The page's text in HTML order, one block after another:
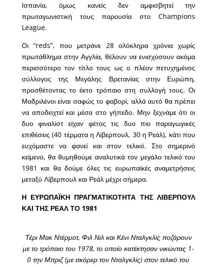
Ισπανία, όμως κανείς δεν αμφισβητεί την
πρωταγωνιστική τους παρουσία στο Champions
League.
Οι “reds”, που μετράνε 28 ολόκληρα χρόνια χωρίς
πρωτάθλημα στην Αγγλία, θέλουν να ενισχύσουν ακόμα
περισσότερο τον τίτλο τους ως ο πλέον πετυχημένος
σύλλογος της Μεγάλης Βρετανίας στην Ευρώπη,
προσθέτοντας το έκτο τρόπαιο στη συλλογή τους. Οι
Μαδριλένοι είναι σαφώς το φαβορί, αλλά αυτό θα πρέπει
να αποδειχτεί και μέσα στο γήπεδο. Μην ξεχνάμε ότι οι
δυο φιναλίστ είχαν φέτος τις δυο πιο παραγωγικές
επιθέσεις (40 τέρματα η Λίβερπουλ, 30 η Ρεάλ), κάτι που
ευχόμαστε να φανεί και στον τελικό. Στο σημερινό
κείμενο, θα θυμηθούμε αναλυτικά τον μεγάλο τελικό του
1981 και θα δούμε όλες τις ευρωπαϊκές αναμετρήσεις
μεταξύ Λίβερπουλ και Ρεάλ μέχρι σήμερα.
Η ΕΥΡΩΠΑΪΚΗ ΠΡΑΓΜΑΤΙΚΟΤΗΤΑ ΤΗΣ ΛΙΒΕΡΠΟΥΛ
ΚΑΙ ΤΗΣ ΡΕΑΛ ΤΟ 1981
Τέρι Μακ Ντέρμοτ, Φιλ Νιλ και Κένι Νταλγκλίς ποζάρουν
με το τρόπαιο του 1978, το οποίο κατέκτησαν νικώντας 1-
0 την Μπριζ (με σκόρερ τον Νταλγκλίς) στον τελικό του